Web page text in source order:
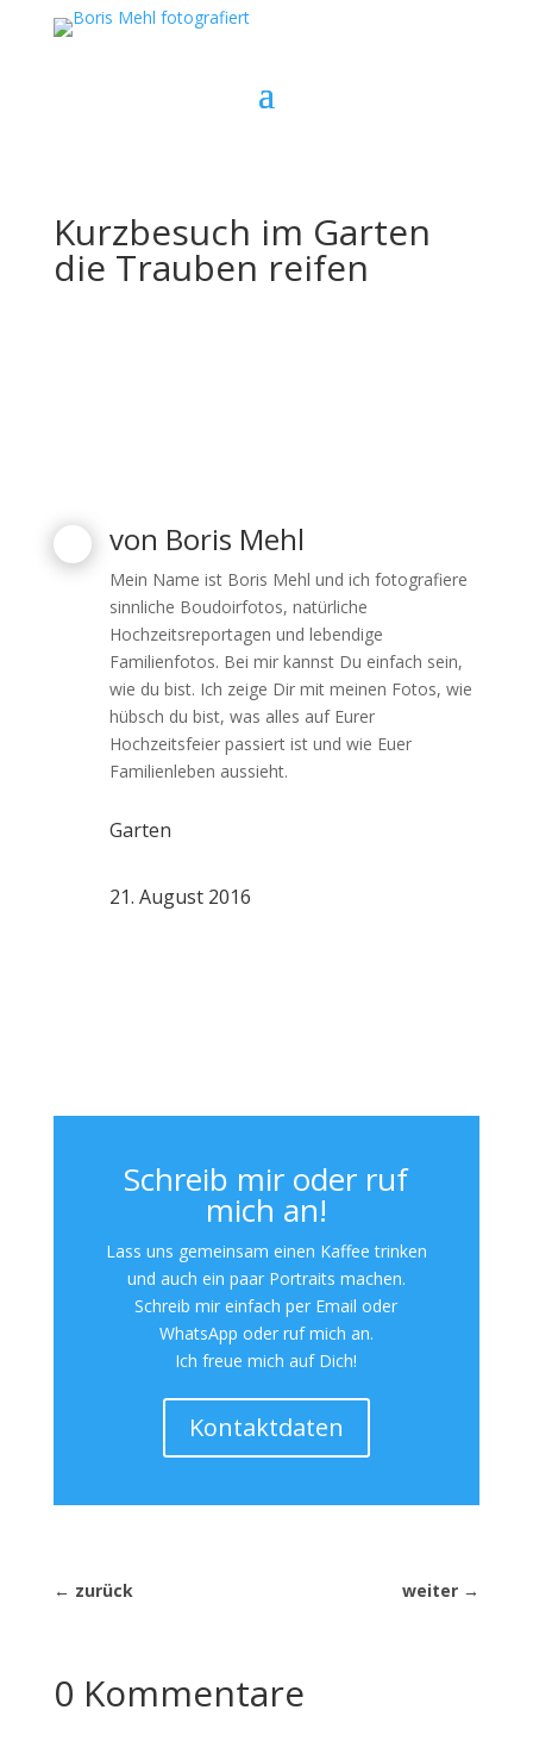
Kurzbesuch im Garten
die Trauben reifen
von Boris Mehl
Mein Name ist Boris Mehl und ich fotografiere
sinnliche Boudoirfotos, natürliche
Hochzeitsreportagen und lebendige
Familienfotos. Bei mir kannst Du einfach sein,
wie du bist. Ich zeige Dir mit meinen Fotos, wie
hübsch du bist, was alles auf Eurer
Hochzeitsfeier passiert ist und wie Euer
Familienleben aussieht.
Garten
21. August 2016
Schreib mir oder ruf
mich an!
Lass uns gemeinsam einen Kaffee trinken
und auch ein paar Portraits machen.
Schreib mir einfach per Email oder
WhatsApp oder ruf mich an.
Ich freue mich auf Dich!
Kontaktdaten
← zurück weiter →
0 Kommentare